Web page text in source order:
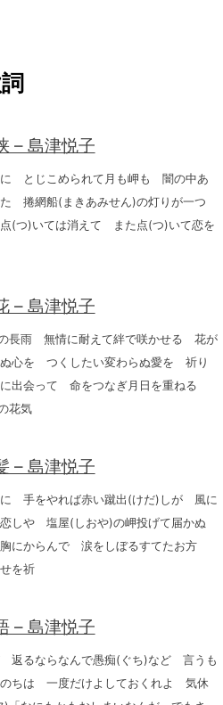
– 島津悦子
に とじこめられて月も岬も 闇の中あ
た 捲網船(まきあみせん)の灯りが一つ
(つ)いては消えて また点(つ)いて恋を
– 島津悦子
長雨 無情に耐えて絆で咲かせる 花が
ぬ心を つくしたい変わらぬ愛を 祈り
に出会って 命をつなぎ月日を重ねる
花気
– 島津悦子
に 手をやれば赤い蹴出(けだ)しが 風に
しや 塩屋(しおや)の岬投げて届かぬ
にからんで 涙をしぼるすてたお方
を祈
– 島津悦子
返るならなんで愚痴(ぐち)など 言うも
のちは 一度だけよしておくれよ 気休